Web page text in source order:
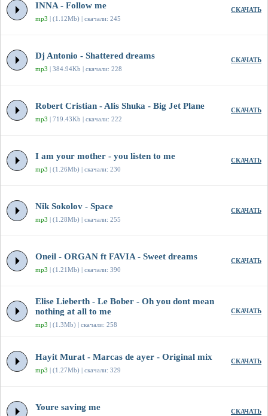
INNA - Follow me
mp3 | (1.12Mb) | скачали: 245
СКАЧАТЬ
Dj Antonio - Shattered dreams
mp3 | 384.94Kb | скачали: 228
СКАЧАТЬ
Robert Cristian - Alis Shuka - Big Jet Plane
mp3 | 719.43Kb | скачали: 222
СКАЧАТЬ
I am your mother - you listen to me
mp3 | (1.26Mb) | скачали: 230
СКАЧАТЬ
Nik Sokolov - Space
mp3 | (1.28Mb) | скачали: 255
СКАЧАТЬ
Oneil - ORGAN ft FAVIA - Sweet dreams
mp3 | (1.21Mb) | скачали: 390
СКАЧАТЬ
Elise Lieberth - Le Bober - Oh you dont mean
nothing at all to me
mp3 | (1.3Mb) | скачали: 258
СКАЧАТЬ
Hayit Murat - Marcas de ayer - Original mix
mp3 | (1.27Mb) | скачали: 329
СКАЧАТЬ
Youre saving me СКАЧАТЬ